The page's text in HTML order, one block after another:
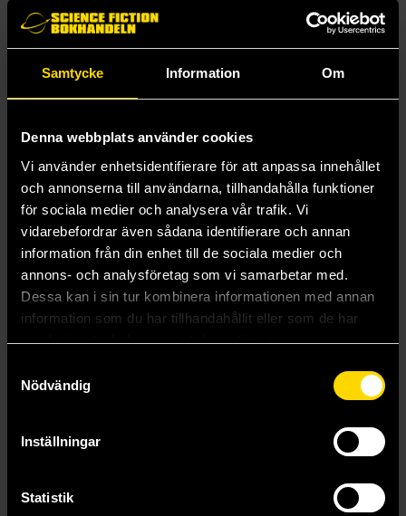
Samtycke Information Om
Denna webbplats använder cookies
Vi använder enhetsidentifierare för att anpassa innehållet
och annonserna till användarna, tillhandahålla funktioner
för sociala medier och analysera vår trafik. Vi
vidarebefordrar även sådana identifierare och annan
information från din enhet till de sociala medier och
annons- och analysföretag som vi samarbetar med.
Dessa kan i sin tur kombinera informationen med annan
information som du har tillhandahållit eller som de har
samlat in när du har använt deras tjänster.
Nödvändig
Inställningar
Statistik
Mer från Geoff Johns
139 kr
Beställ
Green Lantern: Rebirth Compendium